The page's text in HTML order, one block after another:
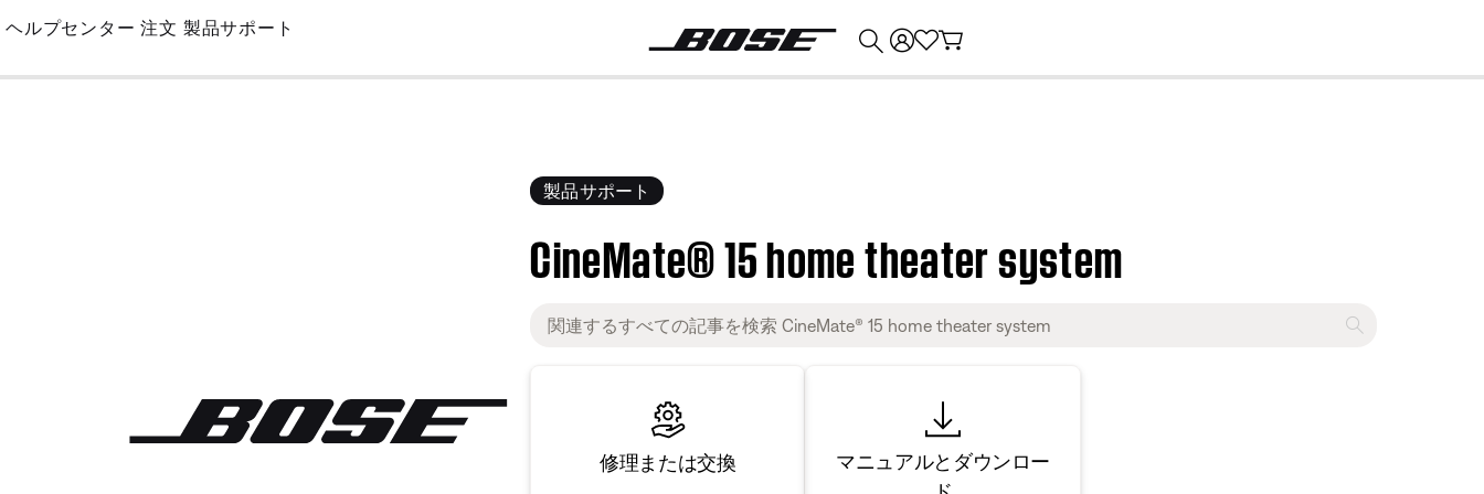
Skip
Main
ヘルプセンター 注文 製品サポート
製品サポート
CineMate® 15 home theater system
修理または交換
マニュアルとダウンロー